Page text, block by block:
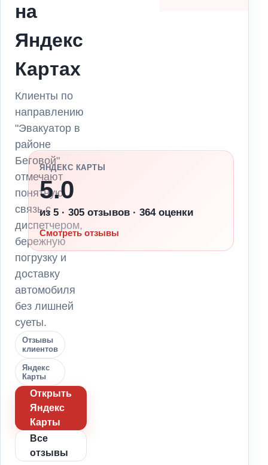
на
Яндекс
Картах
Клиенты по
направлению
"Эвакуатор в
районе
Беговой"
отмечают
понятную
связь с
диспетчером,
бережную
погрузку и
доставку
автомобиля
без лишней
суеты.
Отзывы
клиентов
Яндекс
Карты
Открыть
Яндекс
Карты
Все
отзывы
ЯНДЕКС КАРТЫ
5.0
из 5 · 305 отзывов · 364 оценки
Смотреть отзывы